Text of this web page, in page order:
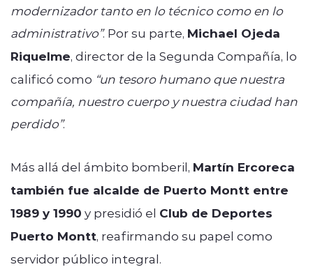
modernizador tanto en lo técnico como en lo
administrativo”. Por su parte, Michael Ojeda
Riquelme, director de la Segunda Compañía, lo
calificó como “un tesoro humano que nuestra
compañía, nuestro cuerpo y nuestra ciudad han
perdido”.
Más allá del ámbito bomberil, Martín Ercoreca
también fue alcalde de Puerto Montt entre
1989 y 1990 y presidió el Club de Deportes
Puerto Montt, reafirmando su papel como
servidor público integral.